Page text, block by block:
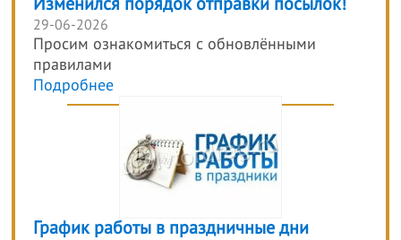
Изменился порядок отправки посылок!
29-06-2026
Просим ознакомиться с обновлёнными
правилами
Подробнее
График работы в праздничные дни